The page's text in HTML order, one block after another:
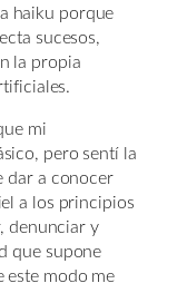
haiku porque
sucesos,
la propia
mi
pero sentí la
dar a conocer
a los principios
denunciar y
que supone
este modo me